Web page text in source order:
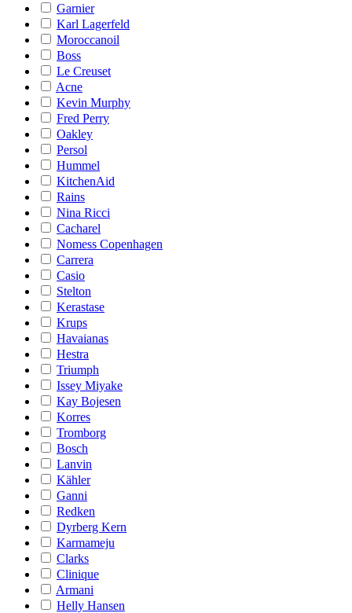
Garnier
Karl Lagerfeld
Moroccanoil
Boss
Le Creuset
Acne
Kevin Murphy
Fred Perry
Oakley
Persol
Hummel
KitchenAid
Rains
Nina Ricci
Cacharel
Nomess Copenhagen
Carrera
Casio
Stelton
Kerastase
Krups
Havaianas
Hestra
Triumph
Issey Miyake
Kay Bojesen
Korres
Tromborg
Bosch
Lanvin
Kähler
Ganni
Redken
Dyrberg Kern
Karmameju
Clarks
Clinique
Armani
Helly Hansen